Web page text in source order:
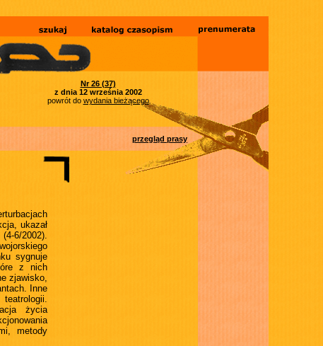
Nr 26 (37)
z dnia 12 września 2002
powrót do wydania bieżącego
przegląd prasy
ukazał
6/2002).
sygnuje
z nich
zjawisko,
Inne
życia
metody